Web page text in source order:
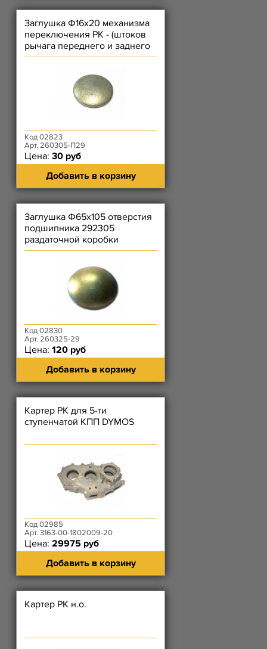
Заглушка Ф16х20 механизма
переключения РК - (штоков
рычага переднего и заднего
мостов)
Код 02823
Арт. 260305-П29
Цена: 30 руб
Добавить в корзину
Заглушка Ф65х105 отверстия
подшипника 292305
раздаточной коробки
Код 02830
Арт. 260325-29
Цена: 120 руб
Добавить в корзину
Картер РК для 5-ти
ступенчатой КПП DYMOS
Код 02985
Арт. 3163-00-1802009-20
Цена: 29975 руб
Добавить в корзину
Картер РК н.о.